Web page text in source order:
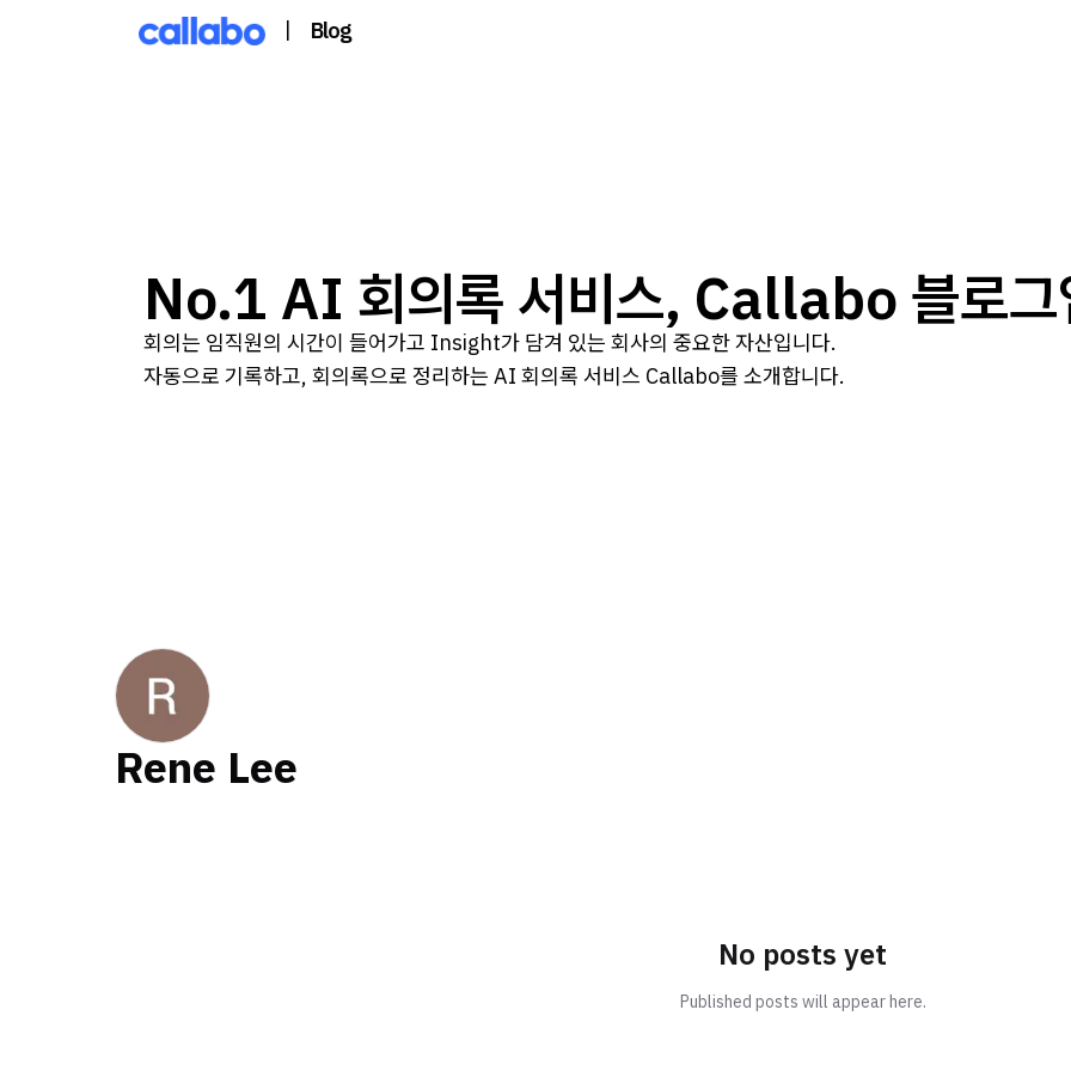
| Blog
No.1 AI 회의록 서비스, Callabo 블로그
회의는 임직원의 시간이 들어가고 Insight가 담겨 있는 회사의 중요한 자산입니다.
자동으로 기록하고, 회의록으로 정리하는 AI 회의록 서비스 Callabo를 소개합니다.
Rene Lee
No posts yet
Published posts will appear here.